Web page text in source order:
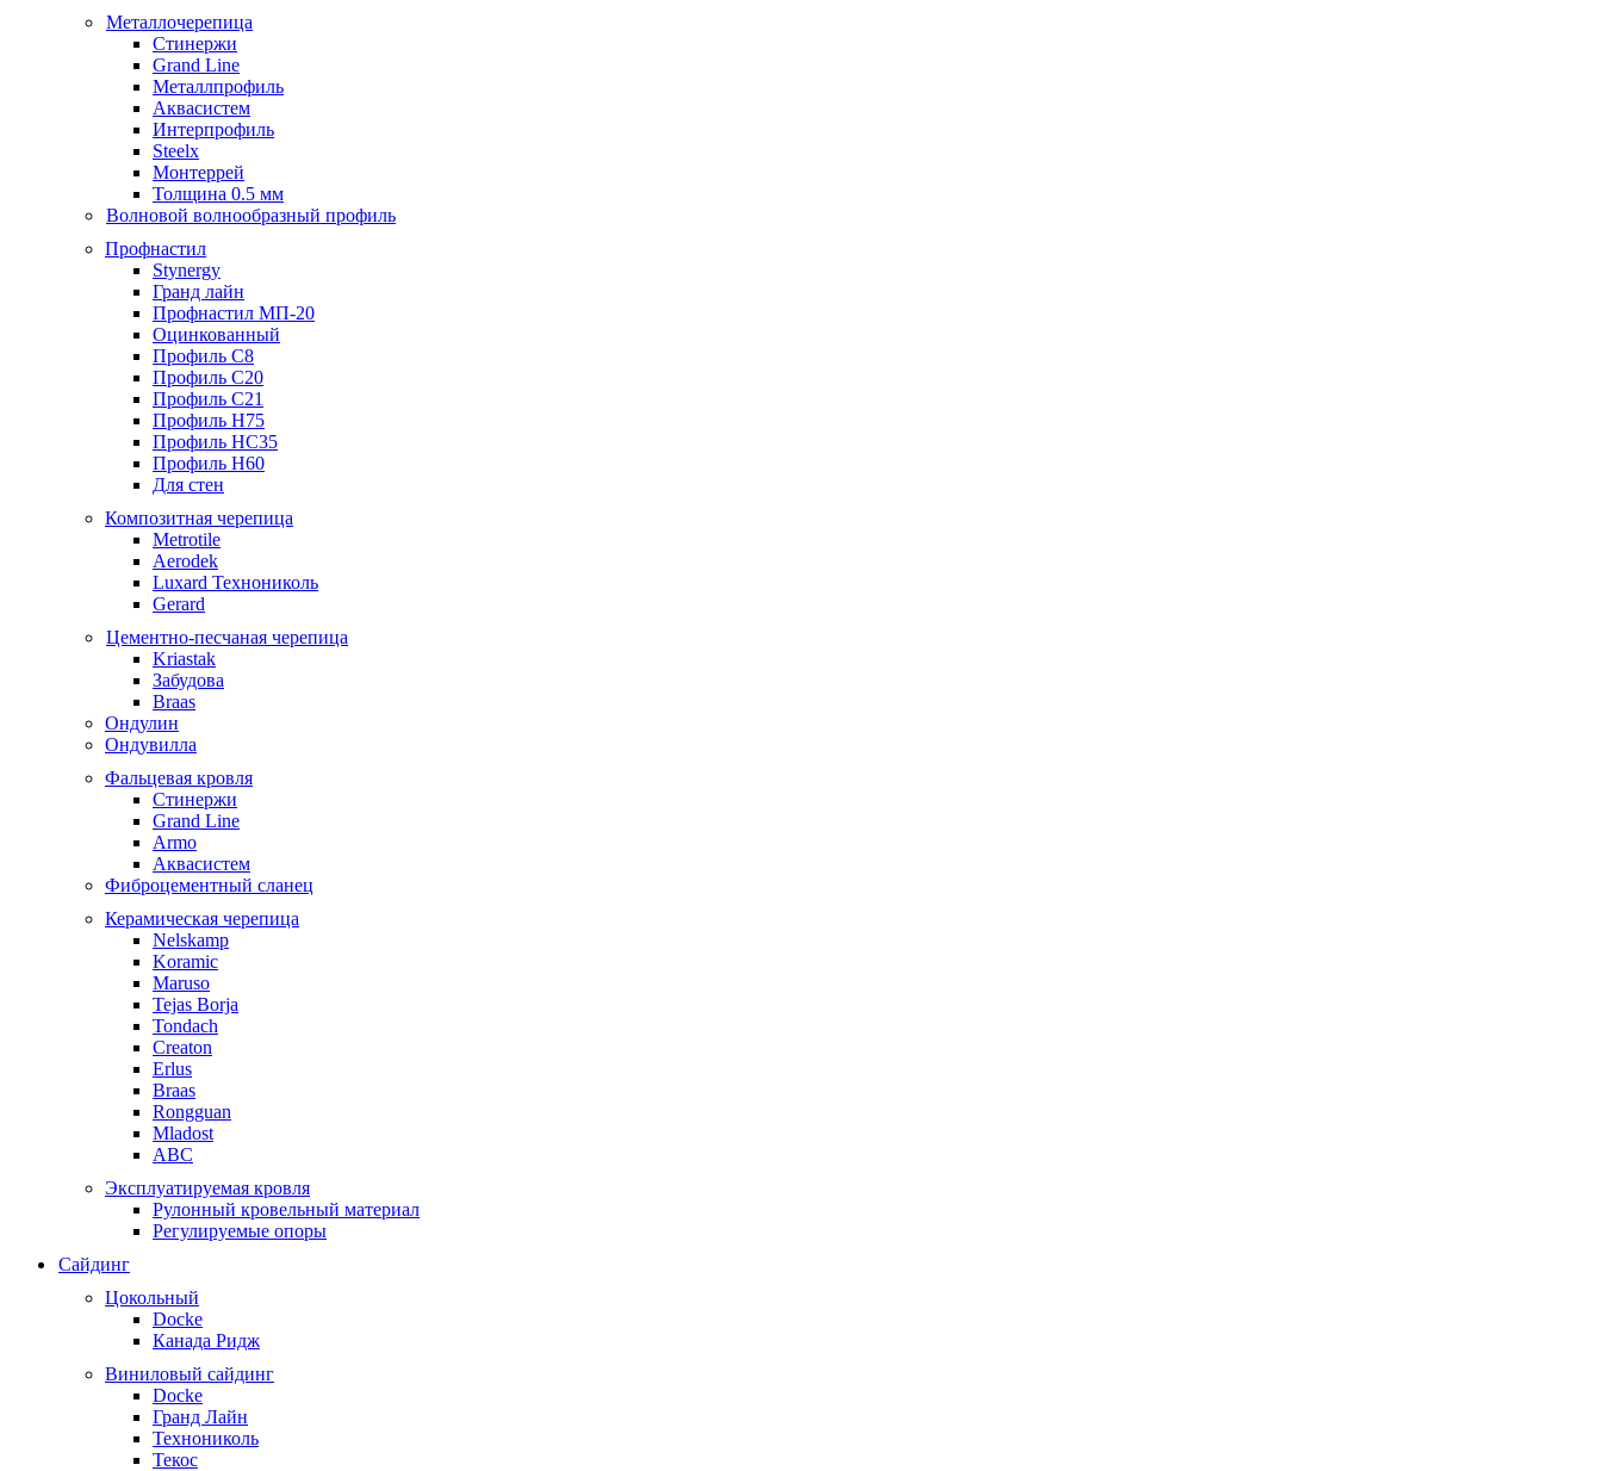
Металлочерепица
Стинержи
Grand Line
Металлпрофиль
Аквасистем
Интерпрофиль
Steelx
Монтеррей
Толщина 0.5 мм
Волновой волнообразный профиль
Профнастил
Stynergy
Гранд лайн
Профнастил МП-20
Оцинкованный
Профиль С8
Профиль С20
Профиль С21
Профиль Н75
Профиль НС35
Профиль Н60
Для стен
Композитная черепица
Metrotile
Aerodek
Luxard Технониколь
Gerard
Цементно-песчаная черепица
Kriastak
Забудова
Braas
Ондулин
Ондувилла
Фальцевая кровля
Стинержи
Grand Line
Armo
Аквасистем
Фиброцементный сланец
Керамическая черепица
Nelskamp
Koramic
Maruso
Tejas Borja
Tondach
Creaton
Erlus
Braas
Rongguan
Mladost
ABC
Эксплуатируемая кровля
Рулонный кровельный материал
Регулируемые опоры
Сайдинг
Цокольный
Docke
Канада Ридж
Виниловый сайдинг
Docke
Гранд Лайн
Технониколь
Текос